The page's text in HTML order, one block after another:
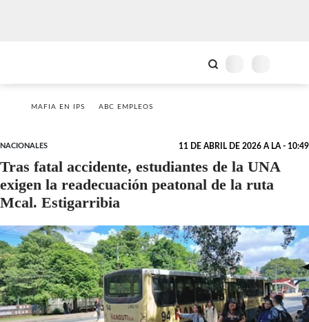
MAFIA EN IPS ABC EMPLEOS
NACIONALES 11 DE ABRIL DE 2026 A LA - 10:49
Tras fatal accidente, estudiantes de la UNA
exigen la readecuación peatonal de la ruta
Mcal. Estigarribia